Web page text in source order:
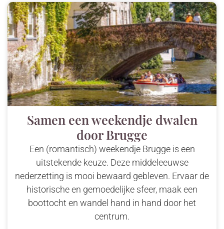
Samen een weekendje dwalen
door Brugge
Een (romantisch) weekendje Brugge is een
uitstekende keuze. Deze middeleeuwse
nederzetting is mooi bewaard gebleven. Ervaar de
historische en gemoedelijke sfeer, maak een
boottocht en wandel hand in hand door het
centrum.